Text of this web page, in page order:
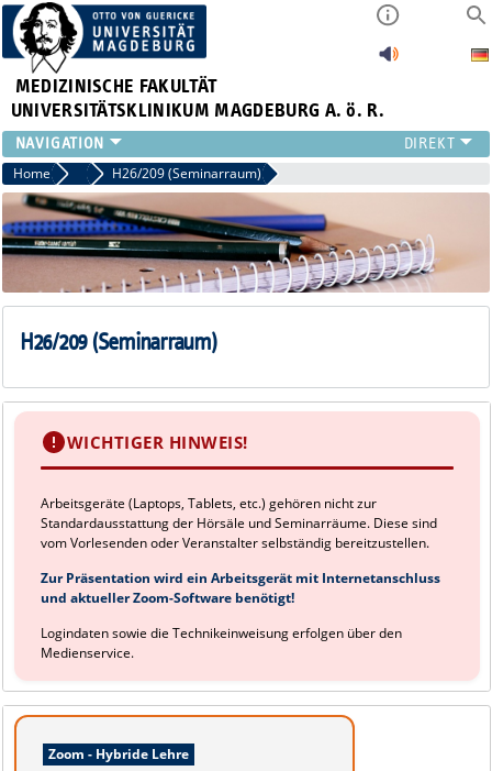
MEDIZINISCHE FAKULTÄT
UNIVERSITÄTSKLINIKUM MAGDEBURG A. ö. R.
INSTITUTE
KLINIKEN
ZENTRALE EINRICHTUNGEN
FORSCHUNG
ÜBER UNS
INTERNATIONAL
Home Seminarräume
H26/209 (Seminarraum)
H26/209 (Seminarraum)
WICHTIGER HINWEIS!
Arbeitsgeräte (Laptops, Tablets, etc.) gehören nicht zur
Standardausstattung der Hörsäle und Seminarräume. Diese sind
vom Vorlesenden oder Veranstalter selbständig bereitzustellen.
Zur Präsentation wird ein Arbeitsgerät mit Internetanschluss
und aktueller Zoom-Software benötigt!
Logindaten sowie die Technikeinweisung erfolgen über den
Medienservice.
Zoom - Hybride Lehre